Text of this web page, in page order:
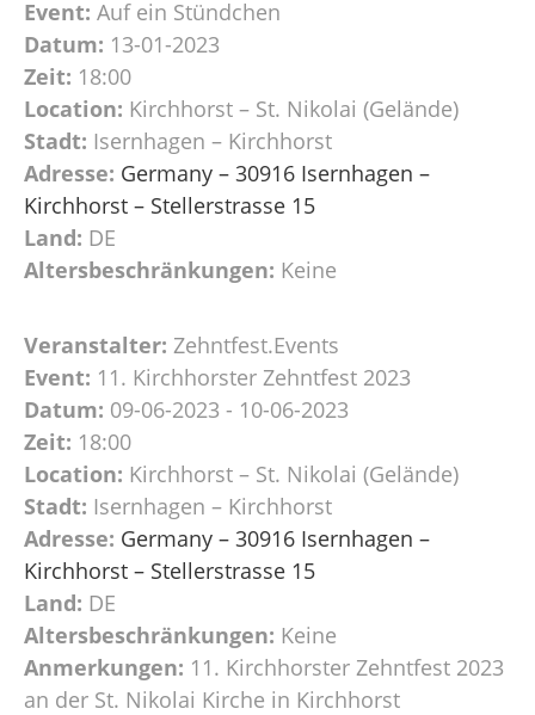
Event: Auf ein Stündchen
Datum: 13-01-2023
Zeit: 18:00
Location: Kirchhorst – St. Nikolai (Gelände)
Stadt: Isernhagen – Kirchhorst
Adresse: Germany – 30916 Isernhagen –
Kirchhorst – Stellerstrasse 15
Land: DE
Altersbeschränkungen: Keine
Veranstalter: Zehntfest.Events
Event: 11. Kirchhorster Zehntfest 2023
Datum: 09-06-2023 - 10-06-2023
Zeit: 18:00
Location: Kirchhorst – St. Nikolai (Gelände)
Stadt: Isernhagen – Kirchhorst
Adresse: Germany – 30916 Isernhagen –
Kirchhorst – Stellerstrasse 15
Land: DE
Altersbeschränkungen: Keine
Anmerkungen: 11. Kirchhorster Zehntfest 2023
an der St. Nikolai Kirche in Kirchhorst